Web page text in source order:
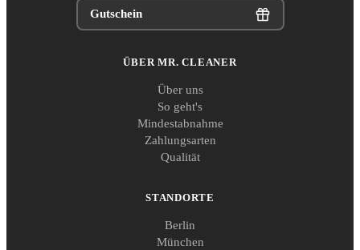
Gutschein
ÜBER MR. CLEANER
Über uns
So geht's
Mindestabnahme
Zahlungsarten
Qualität
STANDORTE
Berlin
München